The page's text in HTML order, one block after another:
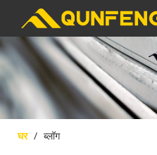
घर / ब्लॉग